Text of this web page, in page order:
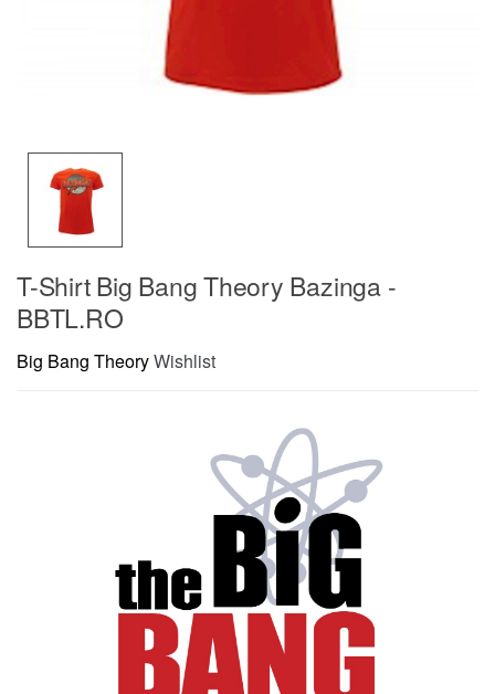
T-Shirt Big Bang Theory Bazinga -
BBTL.RO
Big Bang TheoryWishlist